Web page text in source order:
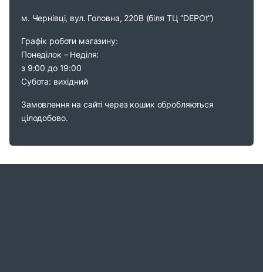
м. Чернівці, вул. Головна, 220В (біля ТЦ “DEPOt”)
Графік роботи магазину:
Понеділок – Неділя:
з 9:00 до 19:00
Субота: вихідний
Замовлення на сайті через кошик обробляються
цілодобово.